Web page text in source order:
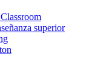
superior